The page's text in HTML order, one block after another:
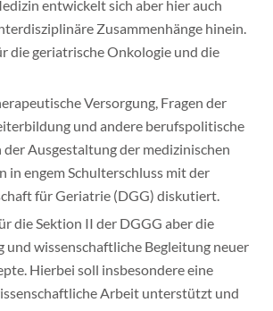
entwickelt sich aber hier auch
Zusammenhänge hinein.
die geriatrische Onkologie und die
Versorgung, Fragen der
und andere berufspolitische
der Ausgestaltung der medizinischen
in engem Schulterschluss mit der
für Geriatrie (DGG) diskutiert.
die Sektion II der DGGG aber die
wissenschaftliche Begleitung neuer
Hierbei soll insbesondere eine
Arbeit unterstützt und